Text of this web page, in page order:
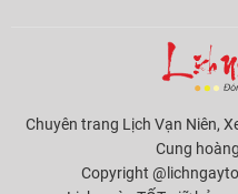
Chuyên trang Lịch Vạn Niên,
Cung
Copyright